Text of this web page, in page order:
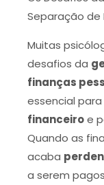
Separação de
Muitas
desafios da
finanças
essencial
financeiroe
Quando as
acaba
a serem